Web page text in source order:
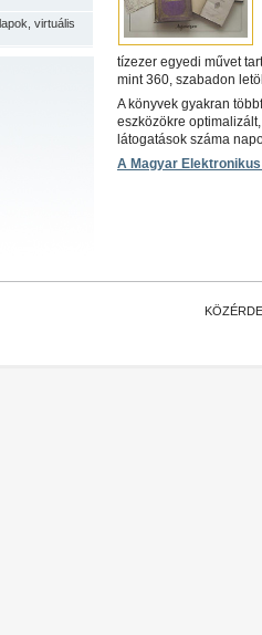
virtuális
tízezer egyedi művet
mint 360, szabadon
A könyvek gyakran
eszközökre
látogatások száma
A Magyar